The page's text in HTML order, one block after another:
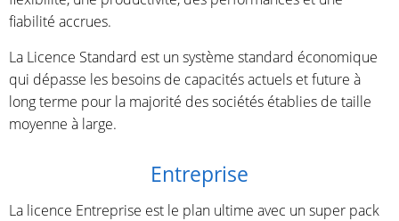
fiabilité accrues.
La Licence Standard est un système standard économique
qui dépasse les besoins de capacités actuels et future à
long terme pour la majorité des sociétés établies de taille
moyenne à large.
Entreprise
La licence Entreprise est le plan ultime avec un super pack